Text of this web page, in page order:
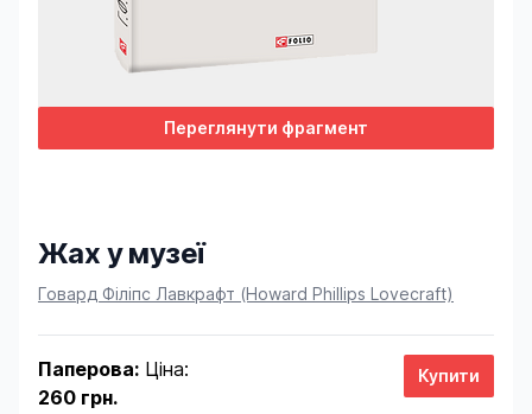
Переглянути фрагмент
Жах у музеї
Product information
Говард Філіпс Лавкрафт (Howard Phillips Lovecraft)
Паперова: Ціна:
260 грн.